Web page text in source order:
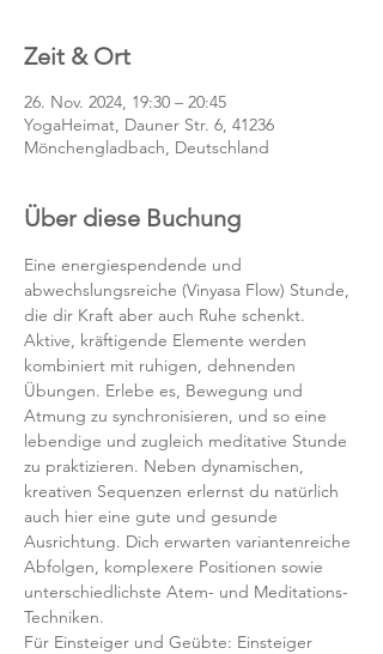
Zeit & Ort
26. Nov. 2024, 19:30 – 20:45
YogaHeimat, Dauner Str. 6, 41236
Mönchengladbach, Deutschland
Über diese Buchung
Eine energiespendende und
abwechslungsreiche (Vinyasa Flow) Stunde,
die dir Kraft aber auch Ruhe schenkt.
Aktive, kräftigende Elemente werden
kombiniert mit ruhigen, dehnenden
Übungen. Erlebe es, Bewegung und
Atmung zu synchronisieren, und so eine
lebendige und zugleich meditative Stunde
zu praktizieren. Neben dynamischen,
kreativen Sequenzen erlernst du natürlich
auch hier eine gute und gesunde
Ausrichtung. Dich erwarten variantenreiche
Abfolgen, komplexere Positionen sowie
unterschiedlichste Atem- und Meditations-
Techniken.
Für Einsteiger und Geübte: Einsteiger